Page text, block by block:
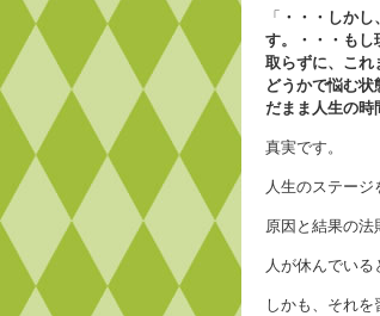
「 ・・・しか
す。・・・もし
取らずに、これ
どうかで悩む
だまま人生の時
真実です。
人生のステージ
原因と結果の法
人が休んでいる
しかも、それを